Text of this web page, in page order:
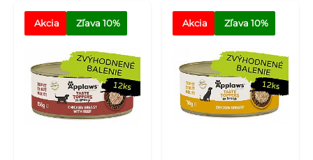
Akcia Zľava 10% Akcia Zľava 10%